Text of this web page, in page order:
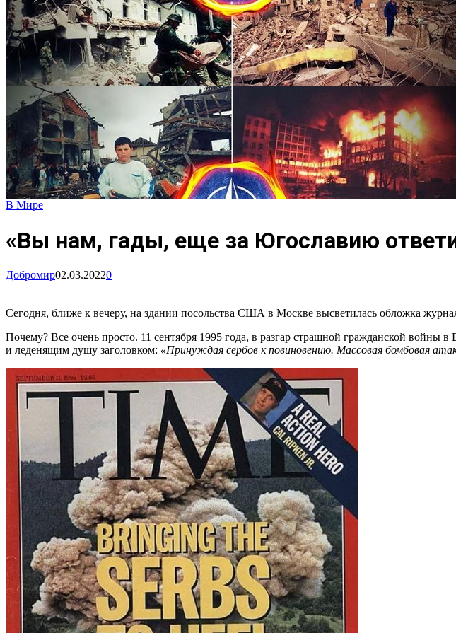
В Мире
«Вы нам, гады, еще за Югославию
Добромир02.03.20220
Сегодня, ближе к вечеру, на здании посольства США в Москве высветилась обложка
Почему? Все очень просто. 11 сентября 1995 года, в разгар страшной гражданской
и леденящим душу заголовком: «Принуждая сербов к повиновению. Массовая бомбовая